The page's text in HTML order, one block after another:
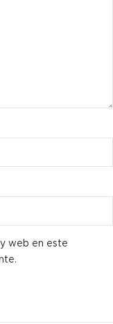
web en este